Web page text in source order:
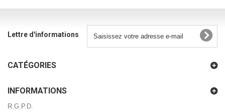
Lettre d'informations
CATÉGORIES
INFORMATIONS
R.G.P.D.